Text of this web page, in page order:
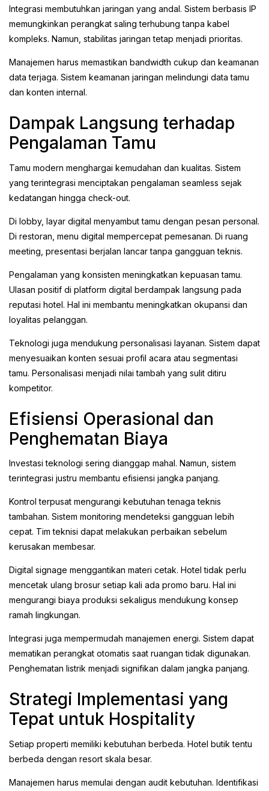
Integrasi membutuhkan jaringan yang andal. Sistem berbasis IP
memungkinkan perangkat saling terhubung tanpa kabel
kompleks. Namun, stabilitas jaringan tetap menjadi prioritas.
Manajemen harus memastikan bandwidth cukup dan keamanan
data terjaga. Sistem keamanan jaringan melindungi data tamu
dan konten internal.
Dampak Langsung terhadap
Pengalaman Tamu
Tamu modern menghargai kemudahan dan kualitas. Sistem
yang terintegrasi menciptakan pengalaman seamless sejak
kedatangan hingga check-out.
Di lobby, layar digital menyambut tamu dengan pesan personal.
Di restoran, menu digital mempercepat pemesanan. Di ruang
meeting, presentasi berjalan lancar tanpa gangguan teknis.
Pengalaman yang konsisten meningkatkan kepuasan tamu.
Ulasan positif di platform digital berdampak langsung pada
reputasi hotel. Hal ini membantu meningkatkan okupansi dan
loyalitas pelanggan.
Teknologi juga mendukung personalisasi layanan. Sistem dapat
menyesuaikan konten sesuai profil acara atau segmentasi
tamu. Personalisasi menjadi nilai tambah yang sulit ditiru
kompetitor.
Efisiensi Operasional dan
Penghematan Biaya
Investasi teknologi sering dianggap mahal. Namun, sistem
terintegrasi justru membantu efisiensi jangka panjang.
Kontrol terpusat mengurangi kebutuhan tenaga teknis
tambahan. Sistem monitoring mendeteksi gangguan lebih
cepat. Tim teknisi dapat melakukan perbaikan sebelum
kerusakan membesar.
Digital signage menggantikan materi cetak. Hotel tidak perlu
mencetak ulang brosur setiap kali ada promo baru. Hal ini
mengurangi biaya produksi sekaligus mendukung konsep
ramah lingkungan.
Integrasi juga mempermudah manajemen energi. Sistem dapat
mematikan perangkat otomatis saat ruangan tidak digunakan.
Penghematan listrik menjadi signifikan dalam jangka panjang.
Strategi Implementasi yang
Tepat untuk Hospitality
Setiap properti memiliki kebutuhan berbeda. Hotel butik tentu
berbeda dengan resort skala besar.
Manajemen harus memulai dengan audit kebutuhan. Identifikasi